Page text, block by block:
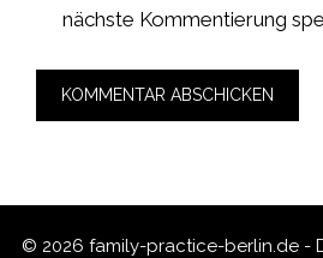
nächste Kommentierung
© 2026 family-practice-berlin.de -